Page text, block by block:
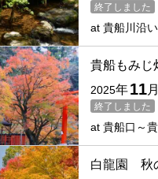
終了しました
at 貴船川沿い
貴船もみじ
終了しました
2025年11月
at 貴船口～
白龍園 秋